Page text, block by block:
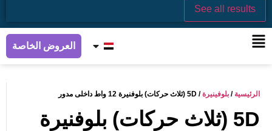
See all results
العروض الخاصة
الرئيسية / بلوفينيرة/ 5D (ثلاث حركات) بلوفنيرة 12 واط داخلى مدور
5D (ثلاث حركات) بلوفنيرة